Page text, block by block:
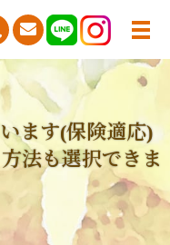
ます(保険適応)
法も選択できま